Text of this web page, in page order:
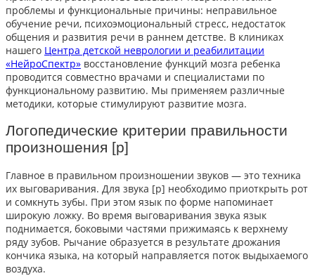
проблемы и функциональные причины: неправильное
обучение речи, психоэмоциональный стресс, недостаток
общения и развития речи в раннем детстве. В клиниках
нашего Центра детской неврологии и реабилитации
«НейроСпектр» восстановление функций мозга ребенка
проводится совместно врачами и специалистами по
функциональному развитию. Мы применяем различные
методики, которые стимулируют развитие мозга.
Логопедические критерии правильности
произношения [р]
Главное в правильном произношении звуков — это техника
их выговаривания. Для звука [р] необходимо приоткрыть рот
и сомкнуть зубы. При этом язык по форме напоминает
широкую ложку. Во время выговаривания звука язык
поднимается, боковыми частями прижимаясь к верхнему
ряду зубов. Рычание образуется в результате дрожания
кончика языка, на который направляется поток выдыхаемого
воздуха.